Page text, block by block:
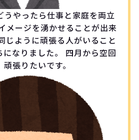
うやったら仕事と家庭を両立
メージを湧かせることが出来
じように頑張る人がいること
になりました。 四月から空回
頑張りたいです。